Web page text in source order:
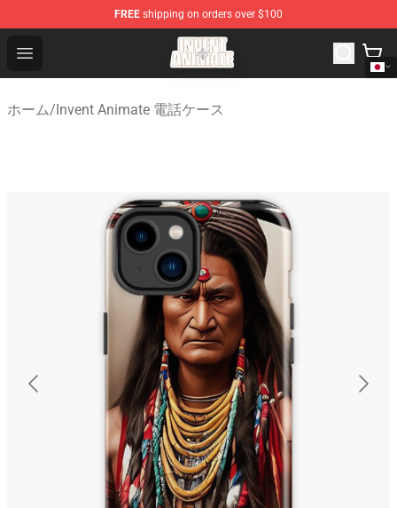
FREE shipping on orders over $100
Open menu
Invent Animate Shop - Official Invent Animate
ホーム/Invent Animate 電話ケース